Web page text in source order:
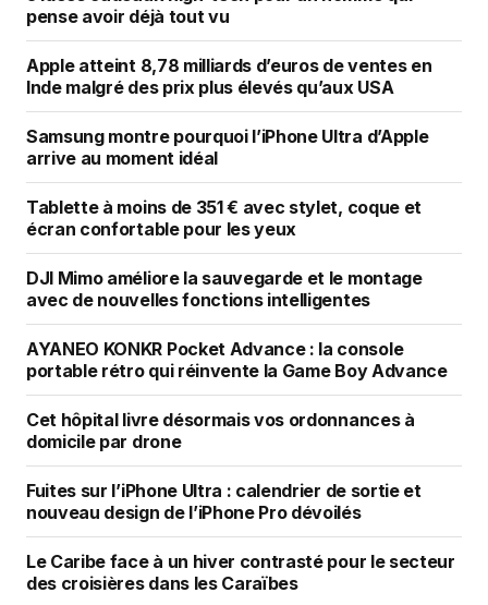
pense avoir déjà tout vu
Apple atteint 8,78 milliards d’euros de ventes en
Inde malgré des prix plus élevés qu’aux USA
Samsung montre pourquoi l’iPhone Ultra d’Apple
arrive au moment idéal
Tablette à moins de 351 € avec stylet, coque et
écran confortable pour les yeux
DJI Mimo améliore la sauvegarde et le montage
avec de nouvelles fonctions intelligentes
AYANEO KONKR Pocket Advance : la console
portable rétro qui réinvente la Game Boy Advance
Cet hôpital livre désormais vos ordonnances à
domicile par drone
Fuites sur l’iPhone Ultra : calendrier de sortie et
nouveau design de l’iPhone Pro dévoilés
Le Caribe face à un hiver contrasté pour le secteur
des croisières dans les Caraïbes